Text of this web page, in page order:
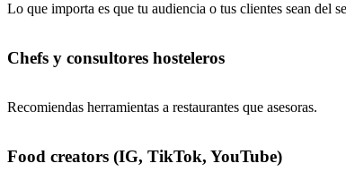
Lo que importa es que tu audiencia o tus clientes sean del
Chefs y consultores hosteleros
Recomiendas herramientas a restaurantes que asesoras.
Food creators (IG, TikTok, YouTube)